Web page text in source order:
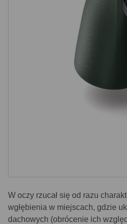
W oczy rzucał się od razu
wgłębienia w miejscach, gdzie
dachowych (obrócenie ich